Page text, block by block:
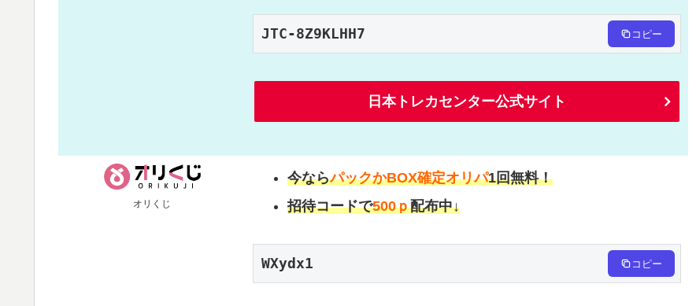
JTC-8Z9KLHH7 コピー
日本トレカセンター公式サイト
オリくじ
今ならパックかBOX確定オリパ1回無料！
招待コードで500ｐ配布中↓
WXydx1 コピー